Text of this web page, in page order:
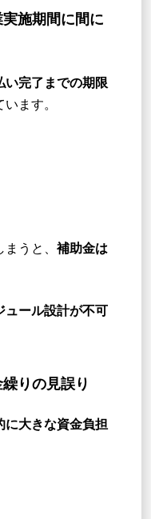
施期間に間に
い完了までの期限
ます。
うと、 補助金は
ュール設計が不可
りの見誤り
に大きな資金負担